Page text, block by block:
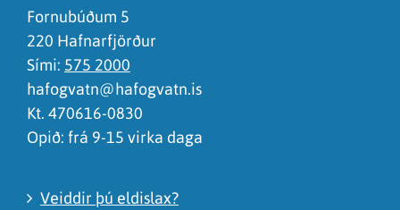
Ég skil ekki efnið, finnst það of flókið
Fornubúðum 5
220 Hafnarfjörður
Sími: 575 2000
hafogvatn@hafogvatn.is
Kt. 470616-0830
Opið: frá 9-15 virka daga
Veiddir þú eldislax?